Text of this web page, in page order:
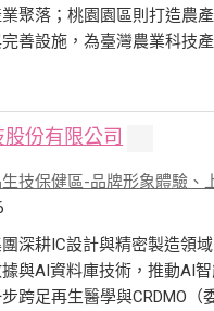
聚落；桃園園區則打造農
善設施，為臺灣農業科技
份有限公司
技保健區-品牌形象體驗、
深耕IC設計與精密製造領
與AI資料庫技術，推動AI
跨足再生醫學與CRDMO